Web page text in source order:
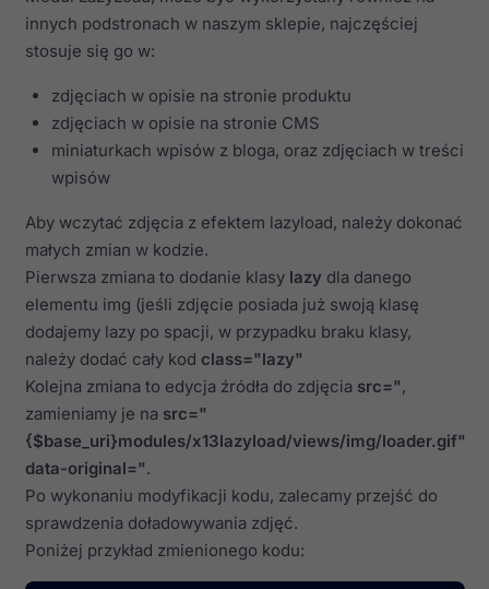
innych podstronach w naszym sklepie, najczęściej
stosuje się go w:
zdjęciach w opisie na stronie produktu
zdjęciach w opisie na stronie CMS
miniaturkach wpisów z bloga, oraz zdjęciach w treści
wpisów
Aby wczytać zdjęcia z efektem lazyload, należy dokonać
małych zmian w kodzie.
Pierwsza zmiana to dodanie klasy lazy dla danego
elementu img (jeśli zdjęcie posiada już swoją klasę
dodajemy lazy po spacji, w przypadku braku klasy,
należy dodać cały kod class="lazy"
Kolejna zmiana to edycja źródła do zdjęcia src=",
zamieniamy je na src="
{$base_uri}modules/x13lazyload/views/img/loader.gif"
data-original=".
Po wykonaniu modyfikacji kodu, zalecamy przejść do
sprawdzenia doładowywania zdjęć.
Poniżej przykład zmienionego kodu: